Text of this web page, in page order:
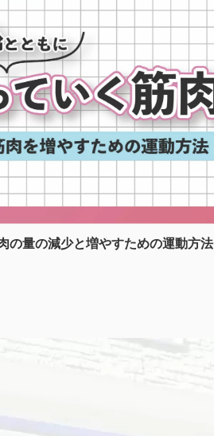
の量の減少と増やすための運動方法